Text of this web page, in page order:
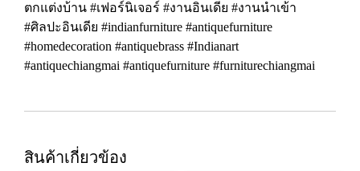
ตกแต่งบ้าน #เฟอร์นิเจอร์ #งานอินเดีย #งานนำเข้า
#ศิลปะอินเดีย #indianfurniture #antiquefurniture
#homedecoration #antiquebrass #Indianart
#antiquechiangmai #antiquefurniture #furniturechiangmai
สินค้าเกี่ยวข้อง